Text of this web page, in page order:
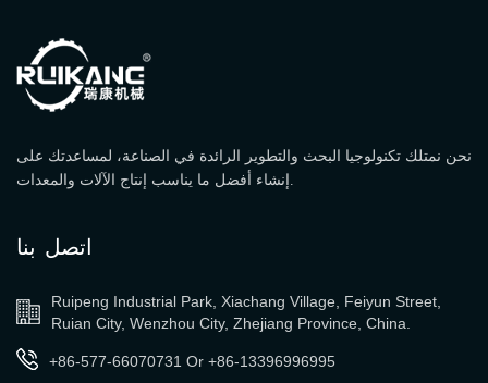
نحن نمتلك تكنولوجيا البحث والتطوير الرائدة في الصناعة، لمساعدتك على
اتصل بنا
Ruipeng Industrial Park, Xiachang Village, Feiyun Street,
Ruian City, Wenzhou City, Zhejiang Province, China.
+86-577-66070731 Or +86-13396996995